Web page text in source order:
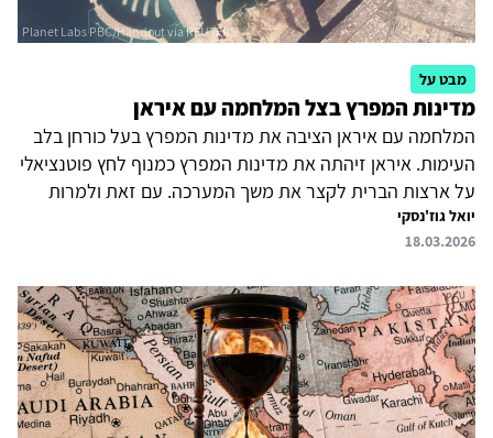
מבט על
מדינות המפרץ בצל המלחמה עם איראן
המלחמה עם איראן הציבה את מדינות המפרץ בעל כורחן בלב
העימות. איראן זיהתה את מדינות המפרץ כמנוף לחץ פוטנציאלי
על ארצות הברית לקצר את משך המערכה. עם זאת ולמרות
התקיפות האיראניות בשטחן, הן נמנעו עד עתה מהצטרפות
גלויה למערכה והעדיפו מדיניות זהירה: מתן אפשרות לכוחות
להתכחש להן. מדיניות זו משקפת את חששן מפני החרפת
הפגיעה האיראנית בהן, לצד אי-בהירות אשר ליעדי ארצות
הברית. מנקודת מבטן של מדינות המפרץ, מבחן מרכזי לתוצאות
המערכה אינו רק מידת הפגיעה באיראן אלא גם ובעיקר המענה
לשאלה בדבר סיכויי...
יואל גוז'נסקי
18.03.2026